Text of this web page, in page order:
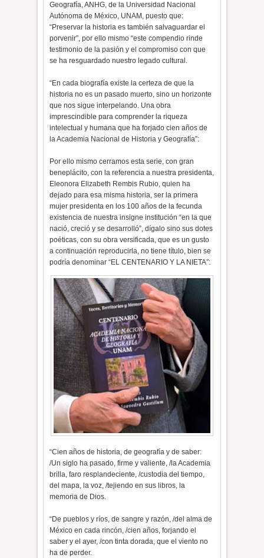
Geografía, ANHG, de la Universidad Nacional
Autónoma de México, UNAM, puesto que:
“Preservar la historia es también salvaguardar el
porvenir”, por ello mismo “este compendio rinde
testimonio de la pasión y el compromiso con que
se ha resguardado nuestro legado cultural.
“En cada biografía existe la certeza de que la
historia no es un pasado muerto, sino un horizonte
que nos sigue interpelando. Una obra
imprescindible para comprender la riqueza
intelectual y humana que ha forjado cien años de
la Academia Nacional de Historia y Geografía”:
Por ello mismo cerramos esta serie, con gran
beneplácito, con la referencia a nuestra presidenta,
Eleonora Elizabeth Rembis Rubio, quien ha
dejado para esa misma historia, ser la primera
mujer presidenta en los 100 años de la fecunda
existencia de nuestra insigne institución “en la que
nació, creció y se desarrolló”, dígalo sino sus dotes
poéticas, con su obra versificada, que es un gusto
a continuación reproducirla, no tiene título, bien se
podría denominar “EL CENTENARIO Y LA NIETA”:
“Cien años de historia, de geografía y de saber:
/Un siglo ha pasado, firme y valiente, /la Academia
brilla, faro resplandeciente, /custodia del tiempo,
del mapa, la voz, /tejiendo en sus libros, la
memoria de Dios.
“De pueblos y ríos, de sangre y razón, /del alma de
México en cada rincón, /cien años, forjando el
saber y el ayer, /con tinta dorada, que el viento no
ha de perder.